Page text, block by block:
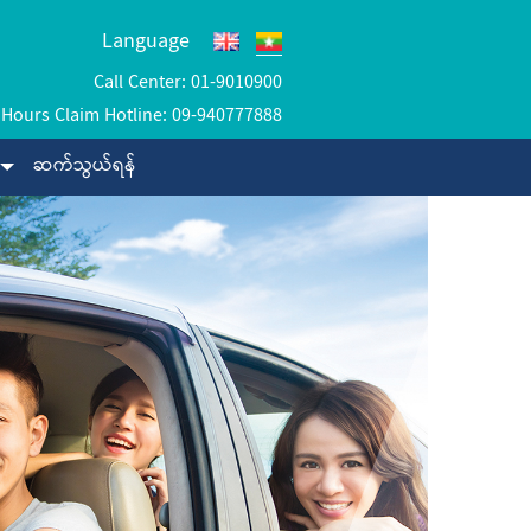
Language
Call Center:01-9010900
Claim Hotline:09-940777888
ဆက်သွယ်ရန်